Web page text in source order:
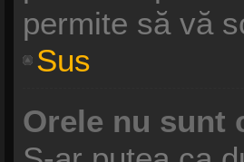
permite să vă
Sus
Orele nu sunt